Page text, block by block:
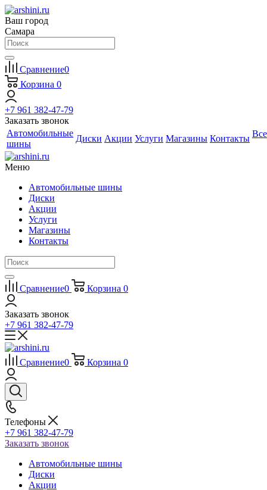
Ваш город
Самара
Сравнение0
Корзина 0
+7 961 382-47-79
Заказать звонок
Автомобильные
шины
Диски Акции Услуги Магазины Контакты Все
Меню
Автомобильные шины
Диски
Акции
Услуги
Магазины
Контакты
Сравнение0 Корзина 0
Заказать звонок
+7 961 382-47-79
Сравнение0 Корзина 0
Телефоны
+7 961 382-47-79
Заказать звонок
Автомобильные шины
Диски
Акции